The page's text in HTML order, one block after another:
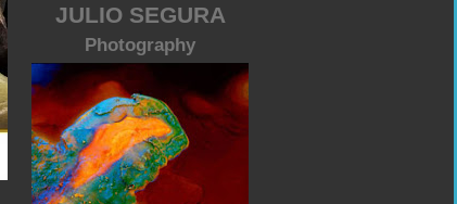
JULIO SEGURA
Photography